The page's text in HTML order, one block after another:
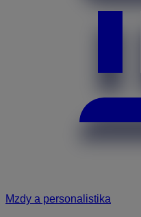
Mzdy a personalistika